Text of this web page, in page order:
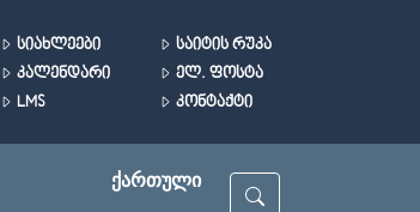
ᲡᲘᲐᲮᲚᲔᲔᲑᲘ
ᲙᲐᲚᲔᲜᲓᲐᲠᲘ
LMS
ᲡᲐᲘᲢᲘᲡ ᲠᲣᲙᲐ
ᲔᲚ. ᲤᲝᲡᲢᲐ
ᲙᲝᲜᲢᲐᲥᲢᲘ
ᲥᲐᲠᲗᲣᲚᲘ